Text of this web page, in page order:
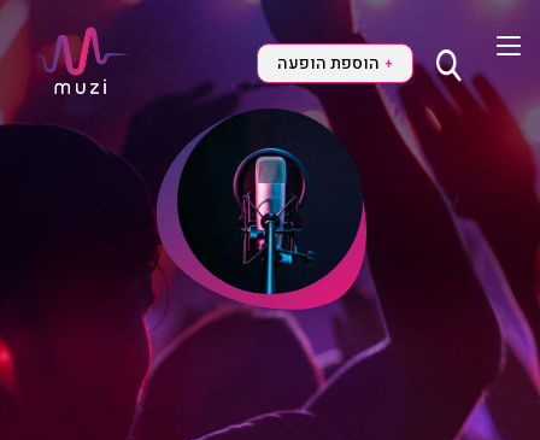
+ הוספת הופעה